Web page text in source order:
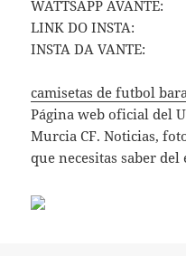
WATTSAPP AVANTE:
LINK DO INSTA:
INSTA DA VANTE:
camisetas de futbol
Página web oficial del
Murcia CF. Noticias,
que necesitas saber